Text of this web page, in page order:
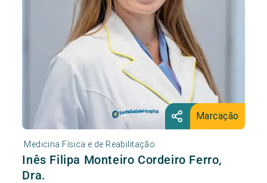
Marcação
Medicina Física e de Reabilitação
Inês Filipa Monteiro Cordeiro Ferro,
Dra.